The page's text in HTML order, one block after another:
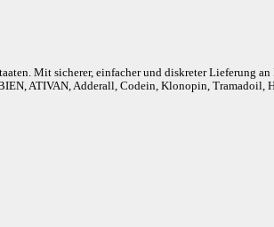
Mit sicherer, einfacher und diskreter Lieferung
ATIVAN, Adderall, Codein, Klonopin,